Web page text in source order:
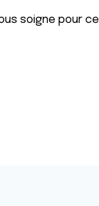
soigne pour ce